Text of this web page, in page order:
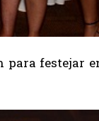
para festejar